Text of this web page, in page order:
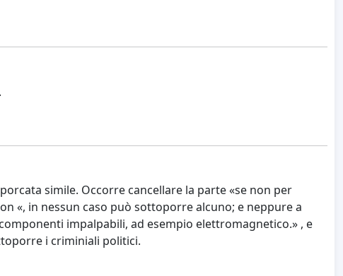
simile. Occorre cancellare la parte «se non per
«, in nessun caso può sottoporre alcuno; e neppure a
impalpabili, ad esempio elettromagnetico.» , e
i criminiali politici.